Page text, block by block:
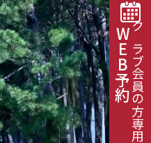
クラブ会員の方専用
WEB予約